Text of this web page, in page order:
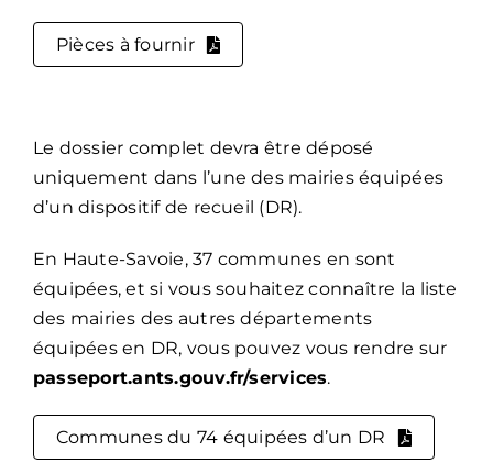
Pièces à fournir
Le dossier complet devra être déposé
uniquement dans l’une des mairies équipées
d’un dispositif de recueil (DR).
En Haute-Savoie, 37 communes en sont
équipées, et si vous souhaitez connaître la liste
des mairies des autres départements
équipées en DR, vous pouvez vous rendre sur
passeport.ants.gouv.fr/services.
Communes du 74 équipées d’un DR